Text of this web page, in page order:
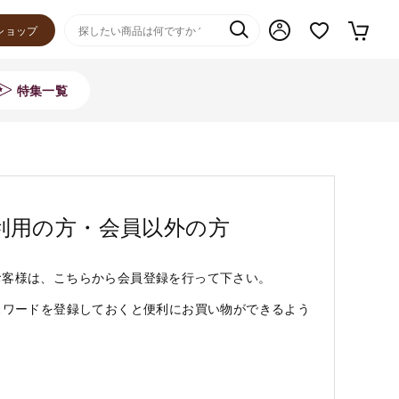
ョップ
特集一覧
用の方・会員以外の方
様は、こちらから会員登録を行って下さい。
ードを登録しておくと便利にお買い物ができるよう